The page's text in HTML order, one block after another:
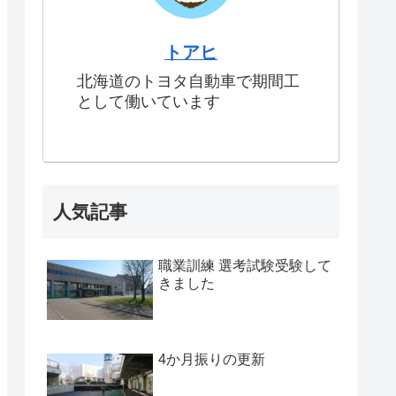
トアヒ
北海道のトヨタ自動車で期間工
として働いています
人気記事
職業訓練 選考試験受験して
きました
4か月振りの更新